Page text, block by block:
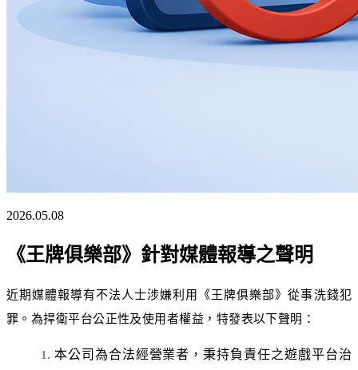
2026.05.08
《王牌俱樂部》針對媒體報導之聲明
近期媒體報導有不法人士涉嫌利用《王牌俱樂部》從事洗錢犯
罪。為捍衛平台公正性及使用者權益，特發表以下聲明：
本公司為合法經營業者，秉持負責任之遊戲平台治